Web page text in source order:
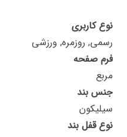
نوع کاربری
رسمی, روزمره, ورزشی
فرم صفحه
مربع
جنس بند
سیلیکون
نوع قفل بند